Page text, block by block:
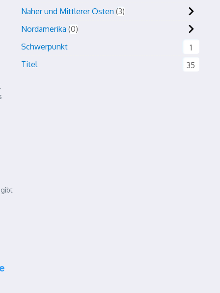
Naher und Mittlerer Osten 3
Nordamerika 0
Schwerpunkt
1
Titel
35